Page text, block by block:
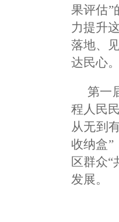
果评估”
力提升
落地、
达民心。
第一
程人民
从无到
收纳盒
区群众
发展。